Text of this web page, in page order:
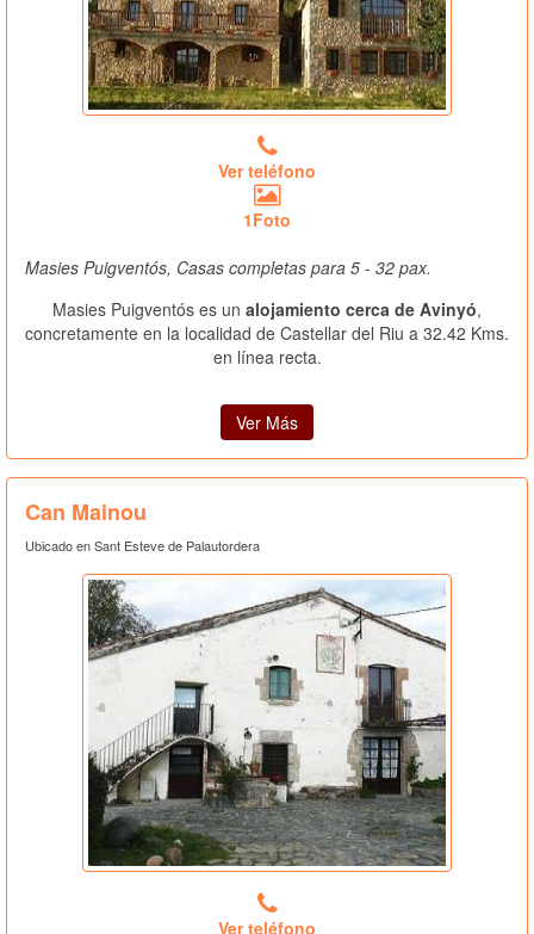
Ver teléfono
1Foto
Masies Puigventós, Casas completas para 5 - 32 pax.
Masies Puigventós es un alojamiento cerca de Avinyó,
concretamente en la localidad de Castellar del Riu a 32.42 Kms.
en línea recta.
Ver Más
Can Mainou
Ubicado en Sant Esteve de Palautordera
Ver teléfono